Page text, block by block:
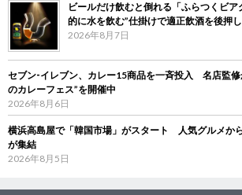
ビールだけ飲むと倒れる「ふらつくビ
的に水を飲む”仕掛けで適正飲酒を後押し
2026年8月7日
セブン‐イレブン、カレー15商品を一斉投入 名店監修
のカレーフェス”を開催中
2026年8月6日
横浜高島屋で「韓国市場」がスタート 人気グルメか
が集結
2026年8月5日